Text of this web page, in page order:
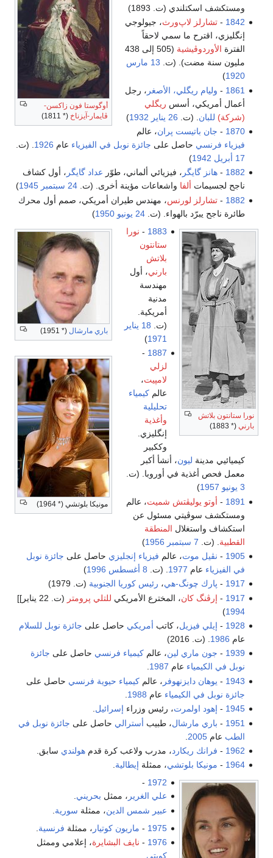
أوگوستا فون زاكسن-
ڤايمار-آيزناخ (* 1811)
ومستكشف اسكتلندي (ت. 1893)
1842
-تشارلز لاپ‌ورث، جيولوجي
إنگليزي، اقترح ما سمي لاحقاً
الفترة الأوردوڤيشية
(505 إلى 438
مليون سنة مضت). (ت. 13 مارس
1920
)
1861
- وليام ريگلي، الأصغر ، رجل
أعمال أمريكي، أسس ريگلي
(شركة) للبان . (ت. 26 يناير 1932
)
1870
- جان باتيست پران، عالم
فيزياء فرنسي حاصل على جائزة نوبل في الفيزياء عام 1926 . (ت.
17 أبريل
1942
)
1882
-هانز گايگر ، فيزيائي ألماني، طوّر عداد گايگر ، أول كشاف
ناجح لجسيمات ألفا واشعاعات مؤينة أخرى. (ت.24 سبتمبر 1945
)
1882
-تشارلز لورنس، مهندس طيران أمريكي، صمم أول محرك
طائرة ناجح يبرّد بالهواء. (ت.24 يونيو 1950
)
نورا ستانتون بلاتش
بارني (* 1883)
باري مارشال (* 1951)
مونيكا بلوتشي (* 1964)
1883
- نورا
ستانتون
بلاتش
بارني، أول
مهندسة
مدنية
أمريكية.
(ت. 18 يناير
1971
)
1887
-
لزلي
لامپيت،
عالم كيمياء
تحليلية
وأغذية
إنگليزي.
وككبير
كيميائيي مدينة ليون، أنشأ أكبر
معمل فحص أغذية في أوروبا. (ت.
3 يونيو
1957
)
1891
- أوتو يوليڤتش شميت، عالم
ومستكشف سوڤيتي مسئول عن
استكشاف واستغلال المنطقة
القطبية . (ت. 7 سبتمبر 1956
)
1905
- نڤيل موت، عالم فيزياء إنجليزي حاصل على جائزة نوبل
في الفيزياء عام 1977 . (ت. 8 أغسطس 1996
)
1917
- پارك چونگ-هي، رئيس كوريا الجنوبية (ت. 1979)
1917
- إرڤنگ كان، المخترع الأمريكي للتلي پرومتر (ت. 22 يناير]]
1994
)
1928
- إيلي فيزيل، كاتب أمريكي حاصل على جائزة نوبل للسلام
عام 1986 . (ت. 2016)
1939
- جون ماري لين، عالمكيمياء فرنسي حاصل على جائزة
نوبل في الكيمياء عام 1987
.
1943
- يوهان دايزنهوفر ، عالمكيمياء حيوية فرنسي حاصل على
جائزة نوبل في الكيمياء عام 1988
1945
- إهود اولمرت، رئيس وزراء إسرائيل.
1951
- باري مارشال، طبيب أسترالي حاصل على جائزة نوبل في
الطب عام2005
1962
- فرانك ريكارد، مدرب ولاعب كرة قدمهولندي سابق.
1964
- مونيكا بلوتشي، ممثلة إيطالية.
1972
-
علي الغرير ، ممثل بحريني.
عبير شمس الدين، ممثلة سورية
1975
- ماريون كوتيار ، ممثلة فرنسية
1976
- نايف البشايرة، إعلامي وممثل
كويتي